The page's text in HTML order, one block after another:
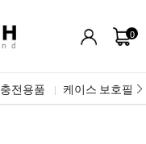
0
충전용품 케이스 보호필름